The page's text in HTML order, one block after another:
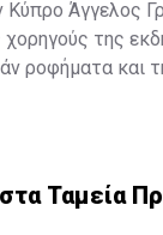
Άγγελος
της
ροφήματα και
πακέτο
Ταμεία